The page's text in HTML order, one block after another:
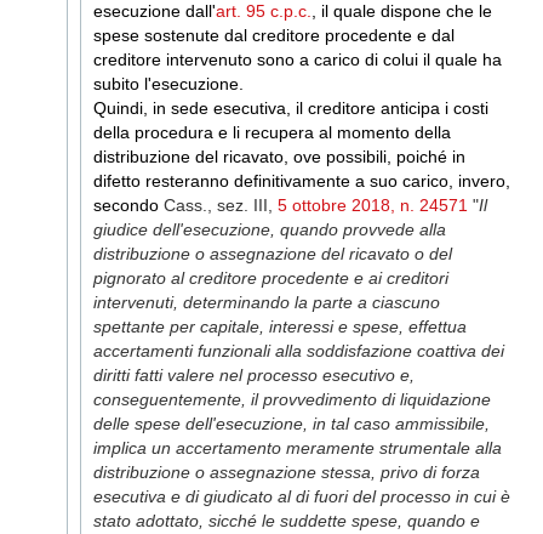
esecuzione dall'art. 95 c.p.c.
, il quale dispone che le
spese sostenute dal creditore procedente e dal
creditore intervenuto sono a carico di colui il quale ha
subito l'esecuzione.
Quindi, in sede esecutiva, il creditore anticipa i costi
della procedura e li recupera al momento della
distribuzione del ricavato, ove possibili, poiché in
difetto resteranno definitivamente a suo carico, invero,
secondo Cass., sez. III, 5 ottobre 2018, n. 24571 "Il
giudice dell'esecuzione, quando provvede alla
distribuzione o asse­gnazione del ricavato o del
pignorato al creditore procedente e ai creditori
intervenuti, determi­nando la parte a ciascuno
spettante per capitale, interessi e spese, effettua
accertamenti funzionali alla soddisfazione coattiva dei
diritti fatti valere nel processo esecutivo e,
conseguentemente, il provvedimento di liquidazione
delle spese dell'esecuzione, in tal caso ammissibile,
implica un accertamento meramente strumentale alla
distribuzione o assegnazione stessa, privo di forza
esecutiva e di giudicato al di fuori del processo in cui è
stato adottato, sicché le suddette spese, quando e